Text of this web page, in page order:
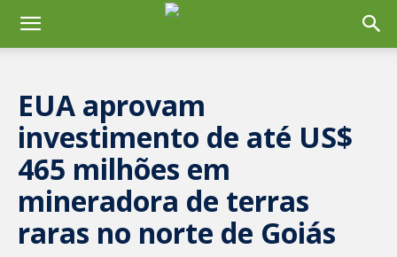
EUA aprovam
investimento de até US$
465 milhões em
mineradora de terras
raras no norte de Goiás